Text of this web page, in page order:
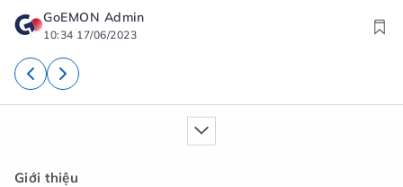
GoEMON Admin
10:34 17/06/2023
Giới thiệu